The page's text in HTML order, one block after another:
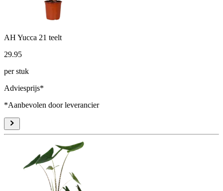
AH Yucca 21 teelt
29.95
per stuk
Adviesprijs*
*Aanbevolen door leverancier